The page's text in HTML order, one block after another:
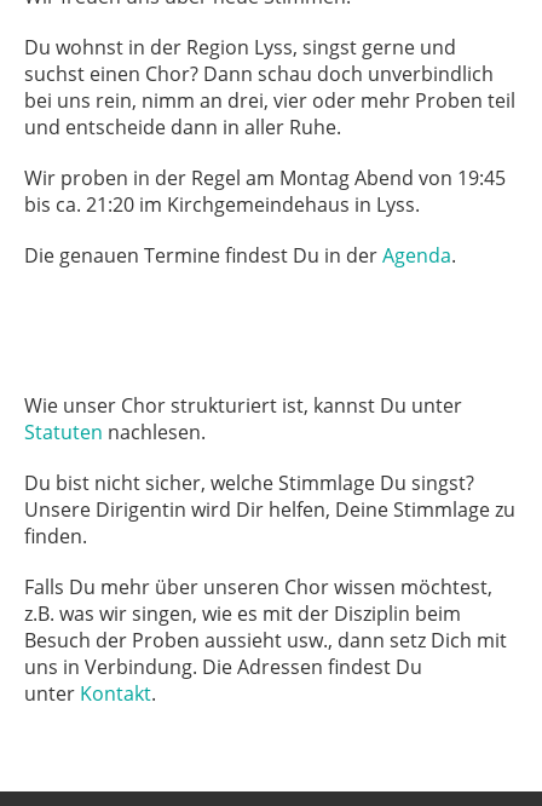
Du wohnst in der Region Lyss, singst gerne und
suchst einen Chor? Dann schau doch unverbindlich
bei uns rein, nimm an drei, vier oder mehr Proben teil
und entscheide dann in aller Ruhe.
Wir proben in der Regel am Montag Abend von 19:45
bis ca. 21:20 im Kirchgemeindehaus in Lyss.
Die genauen Termine findest Du in derAgenda.
Wie unser Chor strukturiert ist, kannst Du unter
Statuten nachlesen.
Du bist nicht sicher, welche Stimmlage Du singst?
Unsere Dirigentin wird Dir helfen, Deine Stimmlage zu
finden.
Falls Du mehr über unseren Chor wissen möchtest,
z.B. was wir singen, wie es mit der Disziplin beim
Besuch der Proben aussieht usw., dann setz Dich mit
uns in Verbindung. Die Adressen findest Du
unter Kontakt.